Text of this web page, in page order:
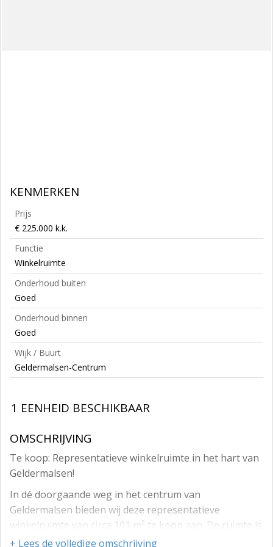
KENMERKEN
Prijs
€ 225.000 k.k.
Functie
Winkelruimte
Onderhoud buiten
Goed
Onderhoud binnen
Goed
Wijk / Buurt
Geldermalsen-Centrum
1 EENHEID BESCHIKBAAR
OMSCHRIJVING
Te koop: Representatieve winkelruimte in het hart van
Geldermalsen!
In dé doorgaande weg in het centrum van
Geldermalsen bieden wij deze representatieve
winkelruimte van circa 101 m² te koop aan. De ruimte is
gelegen aan de Rijksstraatweg 24, een doorgaande
+ Lees de volledige omschrijving